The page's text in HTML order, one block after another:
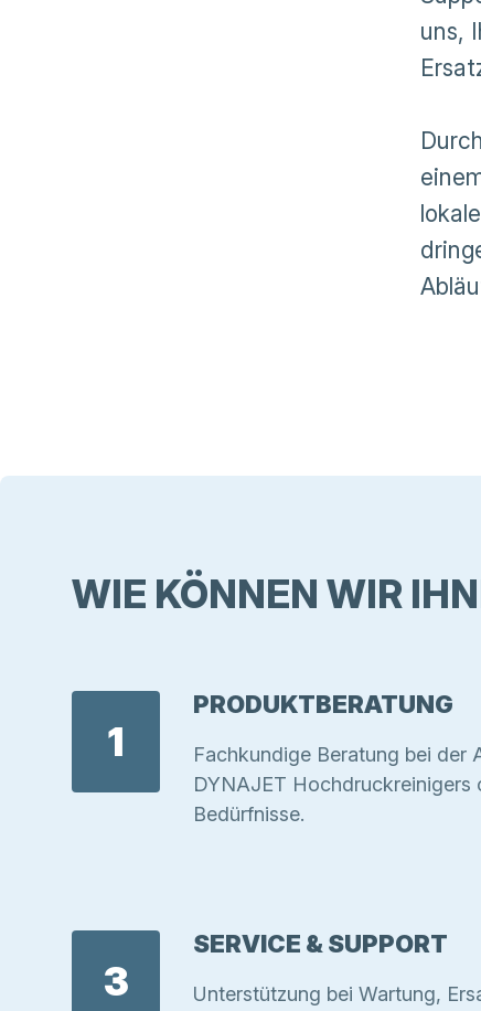
uns,
WIE KÖNNEN WIR
1
PRODUKTBERATUNG
Fachkundige Beratung bei der
DYNAJET Hochdruckreinigers
Bedürfnisse.
3
SERVICE & SUPPORT
Unterstützung bei Wartung,